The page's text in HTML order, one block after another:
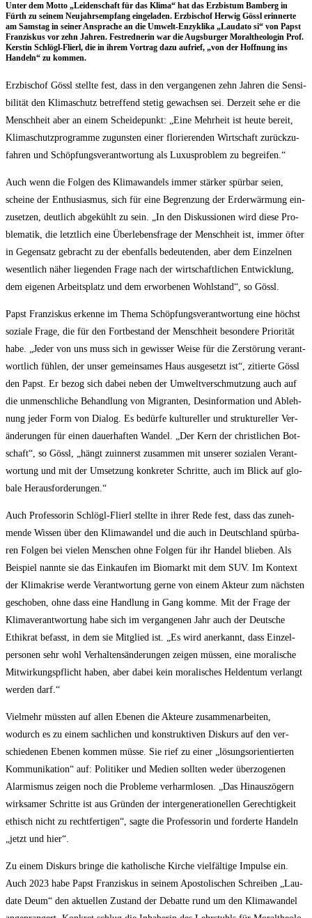
Unter dem Mot­to „Lei­den­schaft für das Kli­ma“ hat das Erz­bis­tum Bam­berg in
Fürth zu sei­nem Neu­jahrs­emp­fang ein­ge­la­den. Erz­bi­schof Her­wig Gössl erin­ner­te
am Sams­tag in sei­ner Anspra­che an die Umwelt-Enzy­kli­ka „Lau­da­to si“ von Papst
Fran­zis­kus vor zehn Jah­ren. Fest­red­ne­rin war die Augs­bur­ger Moral­theo­lo­gin Prof.
Kers­tin Schlögl-Flierl, die in ihrem Vor­trag dazu auf­rief, „von der Hoff­nung ins
Han­deln“ zu kommen.
Erz­bi­schof Gössl stell­te fest, dass in den ver­gan­ge­nen zehn Jah­ren die Sen­si­
bi­li­tät den Kli­ma­schutz betref­fend ste­tig gewach­sen sei. Der­zeit sehe er die
Mensch­heit aber an einem Schei­de­punkt: „Eine Mehr­heit ist heu­te bereit,
Kli­ma­schutz­pro­gram­me zuguns­ten einer flo­rie­ren­den Wirt­schaft zurück­zu­
fah­ren und Schöp­fungs­ver­ant­wor­tung als Luxus­pro­blem zu begreifen.“
Auch wenn die Fol­gen des Kli­ma­wan­dels immer stär­ker spür­bar sei­en,
schei­ne der Enthu­si­as­mus, sich für eine Begren­zung der Erd­er­wär­mung ein­
zu­set­zen, deut­lich abge­kühlt zu sein. „In den Dis­kus­sio­nen wird die­se Pro­
ble­ma­tik, die letzt­lich eine Über­le­bens­fra­ge der Mensch­heit ist, immer öfter
in Gegen­satz gebracht zu der eben­falls bedeu­ten­den, aber dem Ein­zel­nen
wesent­lich näher lie­gen­den Fra­ge nach der wirt­schaft­li­chen Ent­wick­lung,
dem eige­nen Arbeits­platz und dem erwor­be­nen Wohl­stand“, so Gössl.
Papst Fran­zis­kus erken­ne im The­ma Schöp­fungs­ver­ant­wor­tung eine höchst
sozia­le Fra­ge, die für den Fort­be­stand der Mensch­heit beson­de­re Prio­ri­tät
habe. „Jeder von uns muss sich in gewis­ser Wei­se für die Zer­stö­rung ver­ant­
wort­lich füh­len, der unser gemein­sa­mes Haus aus­ge­setzt ist“, zitier­te Gössl
den Papst. Er bezog sich dabei neben der Umwelt­ver­schmut­zung auch auf
die unmensch­li­che Behand­lung von Migran­ten, Des­in­for­ma­ti­on und Ableh­
nung jeder Form von Dia­log. Es bedür­fe kul­tu­rel­ler und struk­tu­rel­ler Ver­
än­de­run­gen für einen dau­er­haf­ten Wan­del. „Der Kern der christ­li­chen Bot­
schaft“, so Gössl, „hängt zuin­nerst zusam­men mit unse­rer sozia­len Ver­ant­
wor­tung und mit der Umset­zung kon­kre­ter Schrit­te, auch im Blick auf glo­
ba­le Herausforderungen.“
Auch Pro­fes­so­rin Schlögl-Flierl stell­te in ihrer Rede fest, dass das zuneh­
men­de Wis­sen über den Kli­ma­wan­del und die auch in Deutsch­land spür­ba­
ren Fol­gen bei vie­len Men­schen ohne Fol­gen für ihr Han­del blie­ben. Als
Bei­spiel nann­te sie das Ein­kau­fen im Bio­markt mit dem SUV. Im Kon­text
der Kli­ma­kri­se wer­de Ver­ant­wor­tung ger­ne von einem Akteur zum nächs­ten
gescho­ben, ohne dass eine Hand­lung in Gang kom­me. Mit der Fra­ge der
Kli­ma­ver­ant­wor­tung habe sich im ver­gan­ge­nen Jahr auch der Deut­sche
Ethik­rat befasst, in dem sie Mit­glied ist. „Es wird aner­kannt, dass Ein­zel­
per­so­nen sehr wohl Ver­hal­tens­än­de­run­gen zei­gen müs­sen, eine mora­li­sche
Mit­wir­kungs­pflicht haben, aber dabei kein mora­li­sches Hel­den­tum ver­langt
wer­den darf.“
Viel­mehr müss­ten auf allen Ebe­nen die Akteu­re zusam­men­ar­bei­ten,
wodurch es zu einem sach­li­chen und kon­struk­ti­ven Dis­kurs auf den ver­
schie­de­nen Ebe­nen kom­men müs­se. Sie rief zu einer „lösungs­ori­en­tier­ten
Kom­mu­ni­ka­ti­on“ auf: Poli­ti­ker und Medi­en soll­ten weder über­zo­ge­nen
Alar­mis­mus zei­gen noch die Pro­ble­me ver­harm­lo­sen. „Das Hin­aus­zö­gern
wirk­sa­mer Schrit­te ist aus Grün­den der inter­ge­ne­ra­tio­nel­len Gerech­tig­keit
ethisch nicht zu recht­fer­ti­gen“, sag­te die Pro­fes­so­rin und for­der­te Han­deln
„jetzt und hier“.
Zu einem Dis­kurs brin­ge die katho­li­sche Kir­che viel­fäl­ti­ge Impul­se ein.
Auch 2023 habe Papst Fran­zis­kus in sei­nem Apos­to­li­schen Schrei­ben „Lau­
da­te Deum“ den aktu­el­len Zustand der Debat­te rund um den Kli­ma­wan­del